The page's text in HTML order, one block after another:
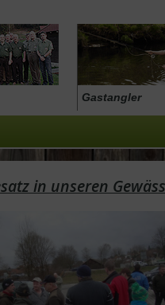
Gastangler
in unseren